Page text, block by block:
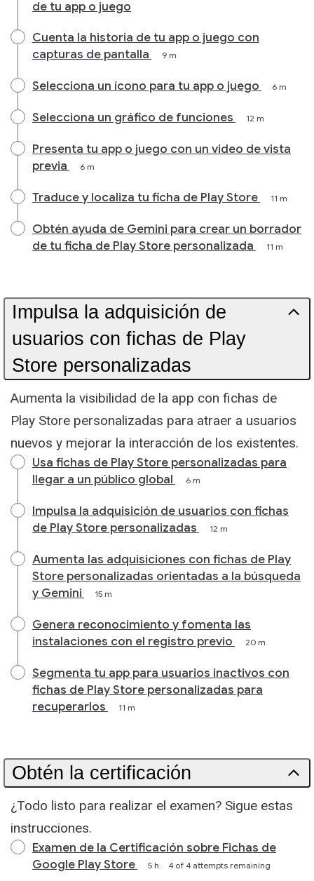
de tu app o juego
Cuenta la historia de tu app o juego con
capturas de pantalla
9 m
Selecciona un ícono para tu app o juego 6 m
Selecciona un gráfico de funciones 12 m
Presenta tu app o juego con un video de vista
previa
6 m
Traduce y localiza tu ficha de Play Store 11 m
Obtén ayuda de Gemini para crear un borrador
de tu ficha de Play Store personalizada
11 m
Impulsa la adquisición de
usuarios con fichas de Play
Store personalizadas
Aumenta la visibilidad de la app con fichas de
Play Store personalizadas para atraer a usuarios
nuevos y mejorar la interacción de los existentes.
Usa fichas de Play Store personalizadas para
llegar a un público global
6 m
Impulsa la adquisición de usuarios con fichas
de Play Store personalizadas
12 m
Aumenta las adquisiciones con fichas de Play
Store personalizadas orientadas a la búsqueda
y Gemini
15 m
Genera reconocimiento y fomenta las
instalaciones con el registro previo
20 m
Segmenta tu app para usuarios inactivos con
fichas de Play Store personalizadas para
recuperarlos
11 m
Obtén la certificación
¿Todo listo para realizar el examen? Sigue estas
instrucciones.
Examen de la Certificación sobre Fichas de
Google Play Store
5 h 4 of 4 attempts remaining